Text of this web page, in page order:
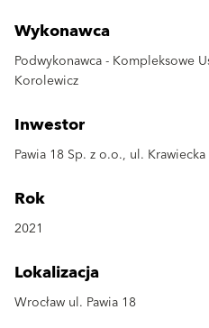
Wykonawca
Podwykonawca - Kompleksowe
Korolewicz
Inwestor
Pawia 18 Sp. z o.o., ul.
Rok
2021
Lokalizacja
Wrocław ul. Pawia 18